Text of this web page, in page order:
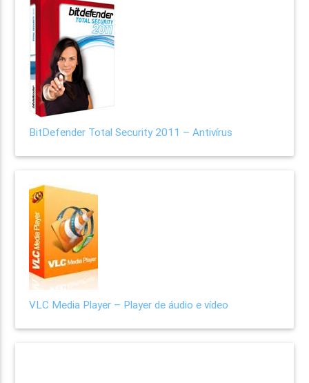
BitDefender Total Security 2011 – Antivírus
VLC Media Player – Player de áudio e vídeo